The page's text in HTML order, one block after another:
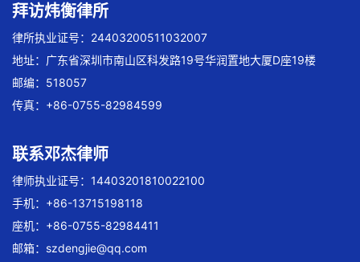
拜访炜衡律所
律所执业证号：24403200511032007
地址：广东省深圳市南山区科发路19号华润置地大厦D座19楼
邮编：518057
传真：+86-0755-82984599
联系邓杰律师
律师执业证号：14403201810022100
手机：+86-13715198118
座机：+86-0755-82984411
邮箱： szdengjie@qq.com